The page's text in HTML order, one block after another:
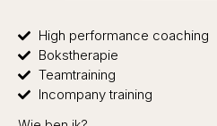
High performance coaching
Bokstherapie
Teamtraining
Incompany training